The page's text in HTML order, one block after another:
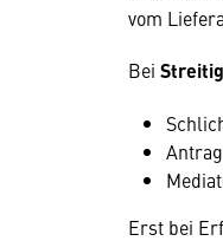
vom
Bei
Erst bei